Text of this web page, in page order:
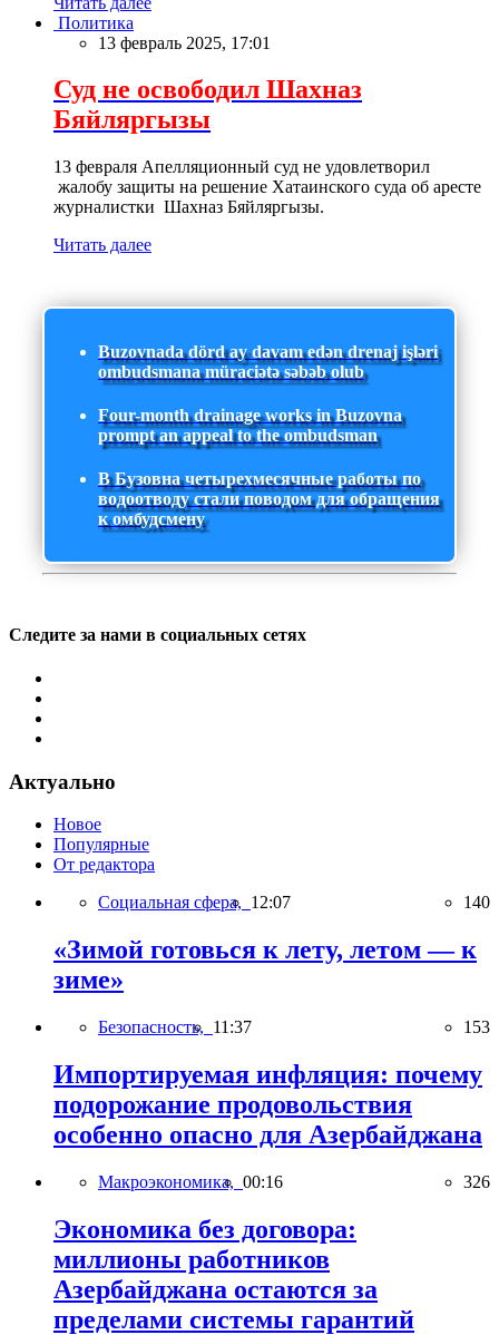
Политика
13 февраль 2025, 17:01
Суд не освободил Шахназ
Бяйляргызы
13 февраля Апелляционный суд не удовлетворил
жалобу защиты на решение Хатаинского суда об аресте
журналистки Шахназ Бяйляргызы.
Читать далее
Buzovnada dörd ay davam edən drenaj işləri
ombudsmana müraciətə səbəb olub
Four-month drainage works in Buzovna
prompt an appeal to the ombudsman
В Бузовна четырехмесячные работы по
водоотводу стали поводом для обращения
к омбудсмену
Следите за нами в социальных сетях
Актуально
Новое
Популярные
От редактора
Социальная сфера, 12:07 140
«Зимой готовься к лету, летом — к
зиме»
Безопасность, 11:37 153
Импортируемая инфляция: почему
подорожание продовольствия
особенно опасно для Азербайджана
Макроэкономика, 00:16 326
Экономика без договора:
миллионы работников
Азербайджана остаются за
пределами системы гарантий